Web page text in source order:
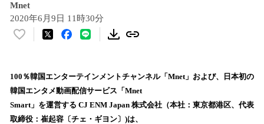
Mnet
2020年6月9日 11時30分
い
！
数
を
読
100％韓国エンターテインメントチャンネル「Mnet」および、日本初の
韓国エンタメ動画配信サービス「Mnet
Smart」を運営する CJ ENM Japan 株式会社（本社：東京都港区、代表
取締役：崔起容〔チェ・ギヨン〕)は、